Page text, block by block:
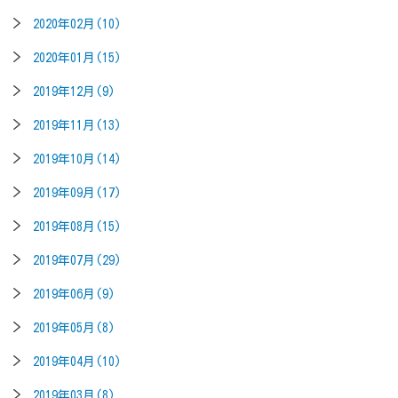
2020年02月(10)
2020年01月(15)
2019年12月(9)
2019年11月(13)
2019年10月(14)
2019年09月(17)
2019年08月(15)
2019年07月(29)
2019年06月(9)
2019年05月(8)
2019年04月(10)
2019年03月(8)